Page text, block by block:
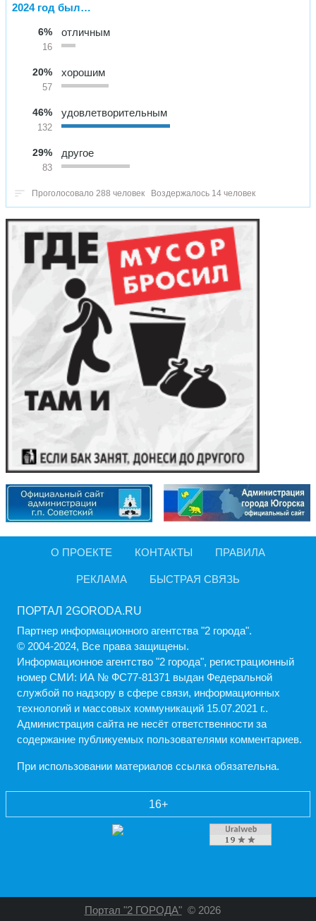
2024 год был…
6%
16
отличным
20%
57
хорошим
46%
132
удовлетворительным
29%
83
другое
Проголосовало 288 человек Воздержалось 14 человек
О ПРОЕКТЕ КОНТАКТЫ ПРАВИЛА
РЕКЛАМА БЫСТРАЯ СВЯЗЬ
ПОРТАЛ 2GORODA.RU
Партнер информационного агентства "2 города".
© 2004-2024, Все права защищены.
Информационное агентство "2 города", регистрационный
номер СМИ: ИА № ФС77-81371 выдан Федеральной
службой по надзору в сфере связи, информационных
технологий и массовых коммуникаций 15.07.2021 г..
Администрация cайта не несёт ответственности за
содержание публикуемых пользователями комментариев.
При использовании материалов ссылка обязательна.
16+
Портал "2 ГОРОДА" © 2026